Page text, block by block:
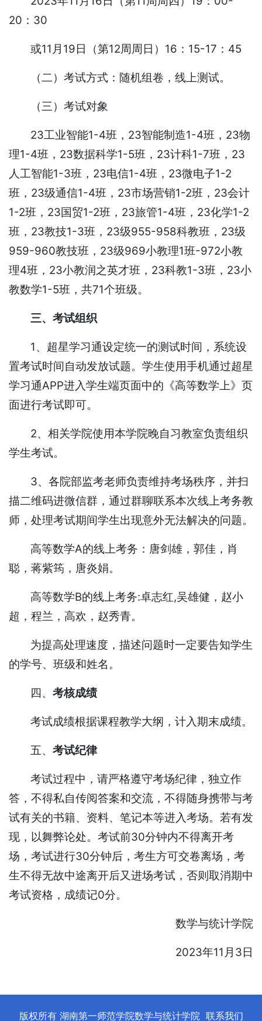
20：30
或11月19日（第12周周日）16：15-17：45
（二）考试方式：随机组卷，线上测试。
（三）考试对象
23工业智能1-4班，23智能制造1-4班，23物
理1-4班，23数据科学1-5班，23计科1-7班，23
人工智能1-3班，23电信1-4班，23微电子1-2
班，23级通信1-4班，23市场营销1-2班，23会计
1-2班，23国贸1-2班，23旅管1-4班，23化学1-2
班，23教技1-3班，23级955-958科教班，23级
959-960教技班，23级969小教理1班-972小教
理4班，23小教润之英才班，23科教1-3班，23小
教数学1-5班，共71个班级。
三、考试组织
1、超星学习通设定统一的测试时间，系统设
置考试时间自动发放试题。学生使用手机通过超星
学习通APP进入学生端页面中的《高等数学上》页
面进行考试即可。
2、相关学院使用本学院晚自习教室负责组织
学生考试。
3、各院部监考老师负责维持考场秩序，并扫
描二维码进微信群，通过群聊联系本次线上考务教
师，处理考试期间学生出现意外无法解决的问题。
高等数学A的线上考务：唐剑雄，郭佳，肖
聪，蒋紫筠，唐炎娟。
高等数学B的线上考务:卓志红,吴雄健，赵小
超，程兰，高欢，赵秀青。
为提高处理速度，描述问题时一定要告知学生
的学号、班级和姓名。
四、考核成绩
考试成绩根据课程教学大纲，计入期末成绩。
五、考试纪律
考试过程中，请严格遵守考场纪律，独立作
答，不得私自传阅答案和交流，不得随身携带与考
试有关的书籍、资料、笔记本等进入考场。若有发
现，以舞弊论处。考试前30分钟内不得离开考
场，考试进行30分钟后，考生方可交卷离场，考
生不得无故中途离开后又进场考试，否则取消期中
考试资格，成绩记0分。
数学与统计学院
2023年11月3日
版权所有 湖南第一师范学院数学与统计学院 联系我们